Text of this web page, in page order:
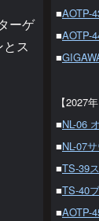
ーゲ
ス
■AOTP-
■AOTP-
■
【2027
■NL-06
■NL-07
■TS-39
■TS-40
■AOTP-